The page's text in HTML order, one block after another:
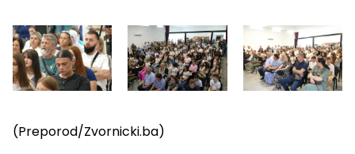
(Preporod/Zvornicki.ba)